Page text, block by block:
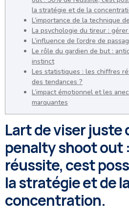
la stratégie et de la
L’importance de la technique
La psychologie du tireur :
L’influence de l’ordre de
Le rôle du gardien de but :
instinct
Les statistiques : les chiffres
des tendances ?
L’impact émotionnel et les
marquantes
Lart de viser juste
penalty shoot out
réussite, cest
la stratégie et de la
concentration.